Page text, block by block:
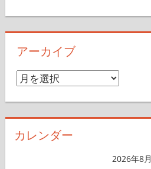
アーカイブ
ア
イ
カレンダー
2026年8月